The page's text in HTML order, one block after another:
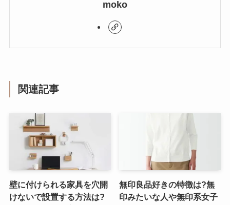
moko
関連記事
壁に付けられる家具を穴開
けないで設置する方法は?
無印良品好きの特徴は?無
印みたいな人や無印系女子